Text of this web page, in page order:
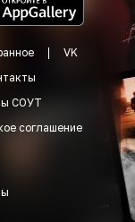
VK
СОУТ
соглашение